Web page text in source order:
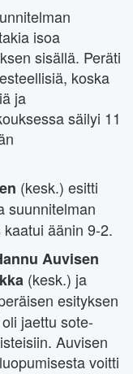
isoa
sisällä. Peräti
koska
ja
säilyi 11
(kesk.) esitti
suunnitelman
äänin 9-2.
Auvisen
(kesk.) ja
esityksen
jaettu sote-
Auvisen
voitti